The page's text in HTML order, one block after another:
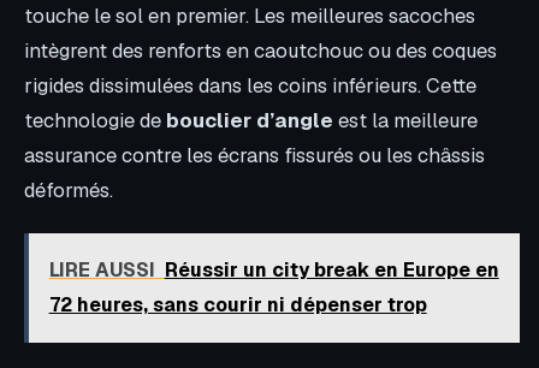
touche le sol en premier. Les meilleures sacoches
intègrent des renforts en caoutchouc ou des coques
rigides dissimulées dans les coins inférieurs. Cette
technologie de bouclier d’angle est la meilleure
assurance contre les écrans fissurés ou les châssis
déformés.
LIRE AUSSI Réussir un city break en Europe en
72 heures, sans courir ni dépenser trop